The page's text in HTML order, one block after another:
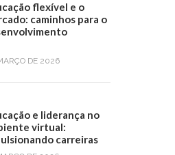
flexível e o
caminhos para o
DE 2026
e liderança no
virtual:
carreiras